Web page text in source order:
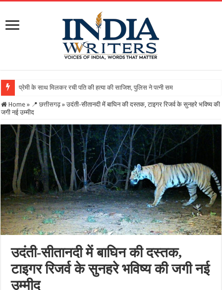
Home » 📍 छत्तीसगढ़ » उदंती-सीतानदी में बाघिन की दस्तक, टाइगर रिजर्व के सुनहरे भविष्य की
जगी नई उम्मीद
उदंती-सीतानदी में बाघिन की दस्तक,
टाइगर रिजर्व के सुनहरे भविष्य की जगी नई
उम्मीद